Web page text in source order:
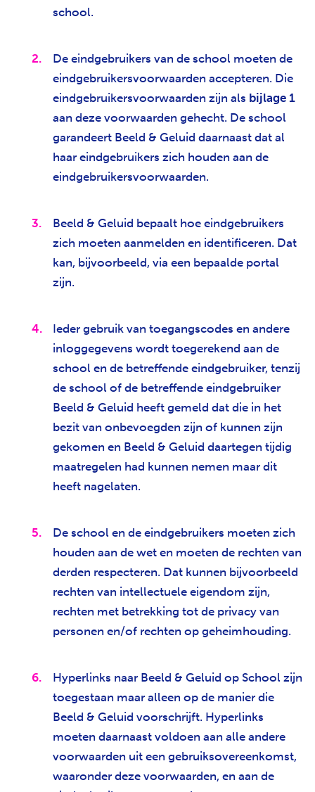
school.
De eindgebruikers van de school moeten de
eindgebruikersvoorwaarden accepteren. Die
eindgebruikersvoorwaarden zijn als bijlage 1
aan deze voorwaarden gehecht. De school
garandeert Beeld & Geluid daarnaast dat al
haar eindgebruikers zich houden aan de
eindgebruikersvoorwaarden.
Beeld & Geluid bepaalt hoe eindgebruikers
zich moeten aanmelden en identificeren. Dat
kan, bijvoorbeeld, via een bepaalde portal
zijn.
Ieder gebruik van toegangscodes en andere
inloggegevens wordt toegerekend aan de
school en de betreffende eindgebruiker, tenzij
de school of de betreffende eindgebruiker
Beeld & Geluid heeft gemeld dat die in het
bezit van onbevoegden zijn of kunnen zijn
gekomen en Beeld & Geluid daartegen tijdig
maatregelen had kunnen nemen maar dit
heeft nagelaten.
De school en de eindgebruikers moeten zich
houden aan de wet en moeten de rechten van
derden respecteren. Dat kunnen bijvoorbeeld
rechten van intellectuele eigendom zijn,
rechten met betrekking tot de privacy van
personen en/of rechten op geheimhouding.
Hyperlinks naar Beeld & Geluid op School zijn
toegestaan maar alleen op de manier die
Beeld & Geluid voorschrijft. Hyperlinks
moeten daarnaast voldoen aan alle andere
voorwaarden uit een gebruiksovereenkomst,
waaronder deze voorwaarden, en aan de